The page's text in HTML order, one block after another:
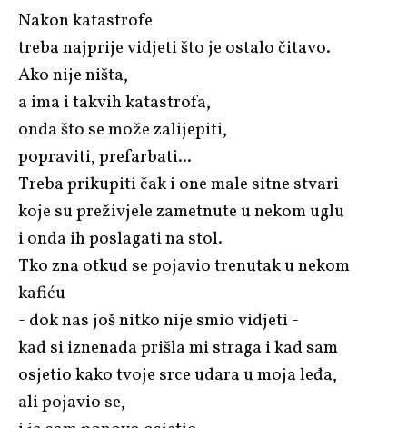
Nakon katastrofe
treba najprije vidjeti što je ostalo čitavo.
Ako nije ništa,
a ima i takvih katastrofa,
onda što se može zalijepiti,
popraviti, prefarbati...
Treba prikupiti čak i one male sitne stvari
koje su preživjele zametnute u nekom uglu
i onda ih poslagati na stol.
Tko zna otkud se pojavio trenutak u nekom
kafiću
- dok nas još nitko nije smio vidjeti -
kad si iznenada prišla mi straga i kad sam
osjetio kako tvoje srce udara u moja leđa,
ali pojavio se,